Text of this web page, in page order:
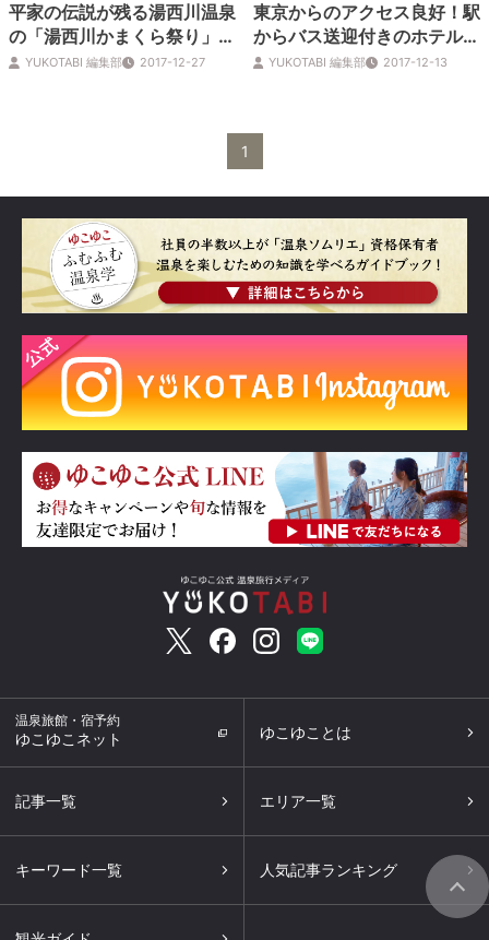
平家の伝説が残る湯西川温泉
の「湯西川かまくら祭り」へ
出かけよう！
YUKOTABI 編集部 2017-12-27
東京からのアクセス良好！駅
からバス送迎付きのホテルで
「雪見温泉」はいかが？
YUKOTABI 編集部 2017-12-13
1
温泉旅館・宿予約
ゆこゆこネット ゆこゆことは
記事一覧 エリア一覧
キーワード一覧 人気記事ランキング